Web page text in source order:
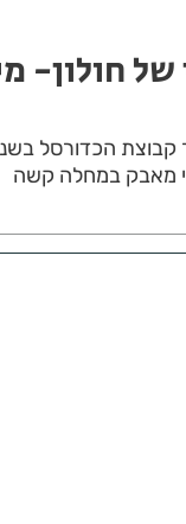
של חולון-
קבוצת הכדורסל